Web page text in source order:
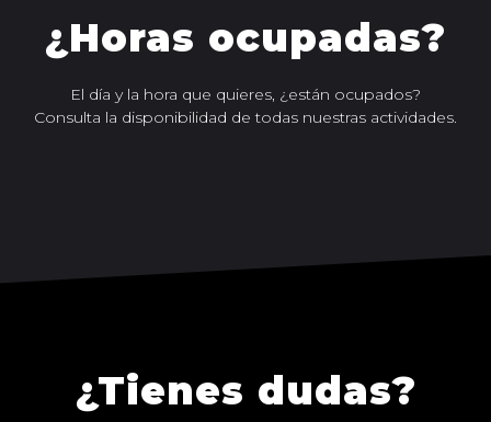
¿Horas ocupadas?
El día y la hora que quieres, ¿están ocupados?
Consulta la disponibilidad de todas nuestras actividades.
¿Tienes dudas?